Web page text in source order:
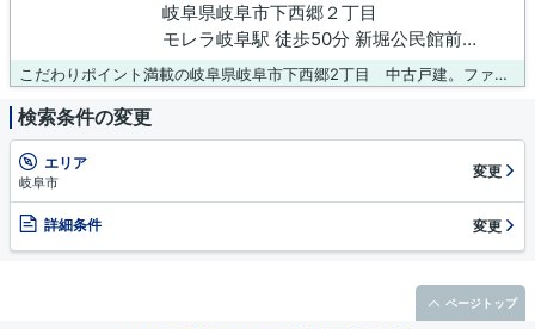
岐阜県岐阜市下西郷２丁目
モレラ岐阜駅 徒歩50分 新堀公民館前下車 徒歩2分
こだわりポイント満載の岐阜県岐阜市下西郷2丁目 中古戸建。ファミリーマート 岐阜下西郷店まで徒歩4分と近場にコンビニがあるのもポイント。南側の道路に面している物件です。こちらは中古の戸建て物件です。吉村不動産販売株式会社で不動産を購入するのであれば、岐阜市エリアがお勧めです。気になる点等があれば、0120-431-330までご質問下さい。
検索条件の変更
エリア
岐阜市
変更
詳細条件 変更
ページトップ